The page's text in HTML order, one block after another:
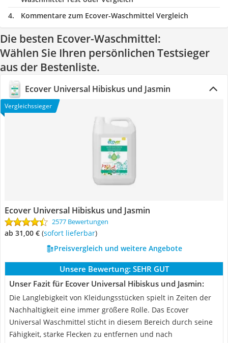
Kommentare zum Ecover-Waschmittel Vergleich
Die besten Ecover-Waschmittel:
Wählen Sie Ihren persönlichen Testsieger
aus der Bestenliste.
Ecover Universal Hibiskus und Jasmin
Vergleichssieger
Ecover Universal Hibiskus und Jasmin
2577 Bewertungen
ab 31,00 € ( Sofort lieferbar)
Preisvergleich und weitere Angebote
Unsere Bewertung: SEHR GUT
Unser Fazit für Ecover Universal Hibiskus und Jasmin:
Die Langlebigkeit von Kleidungsstücken spielt in Zeiten der
Nachhaltigkeit eine immer größere Rolle. Das Ecover
Universal Waschmittel sticht in diesem Bereich durch seine
Fähigkeit, starke Flecken zu entfernen und nach